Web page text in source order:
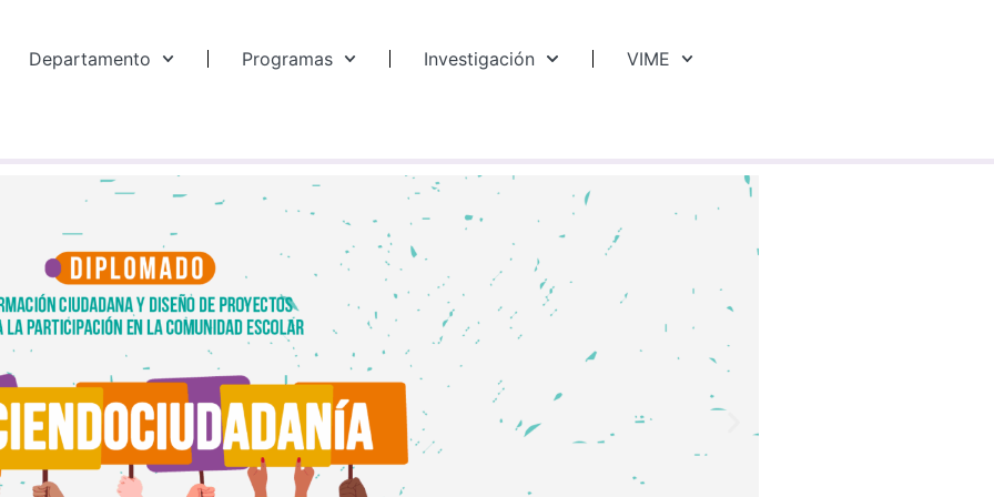
Departamento Programas Investigación VIME